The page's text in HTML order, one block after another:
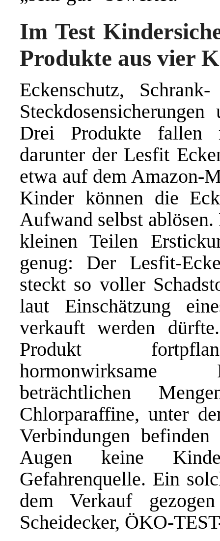
Im Test
Produkte aus vier
Eckenschutz,
Drei Produkte fallen
darunter der Lesfit
etwa auf dem Amazon-
Kinder können die
Aufwand selbst
kleinen Teilen
genug: Der Lesfit-
steckt so voller
laut Einschätzung
verkauft werden
Produkt
hormonwirksame
beträchtlichen
Chlorparaffine, unter
Verbindungen
Augen keine
Gefahrenquelle. Ein
dem Verkauf
Scheidecker, ÖKO-